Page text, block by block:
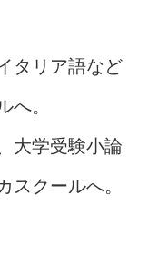
タリア語など
。
大学受験小論
クールへ。